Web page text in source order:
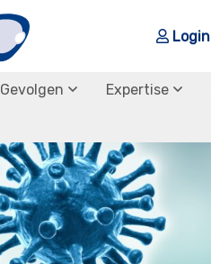
Login
Gevolgen Expertise